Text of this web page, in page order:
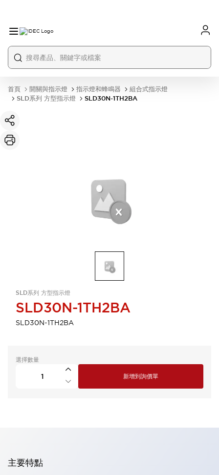
首頁 開關與指示燈 指示燈和蜂鳴器
組合式指示燈
SLD系列 方型指示燈
SLD30N-1TH2BA
SLD系列 方型指示燈
SLD30N-1TH2BA
SLD30N-1TH2BA
選擇數量
新增到詢價單
主要特點